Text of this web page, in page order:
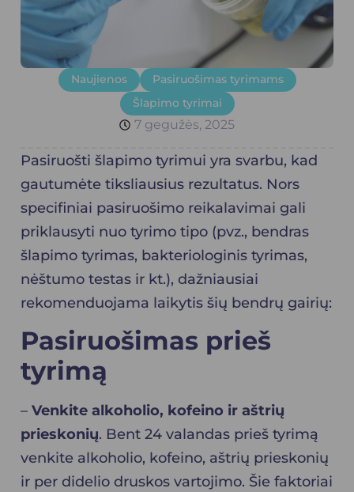
Naujienos
Pasiruošimas tyrimams
Šlapimo tyrimai
7 gegužės, 2025
Pasiruošti šlapimo tyrimui yra svarbu, kad
gautumėte tiksliausius rezultatus. Nors
specifiniai pasiruošimo reikalavimai gali
priklausyti nuo tyrimo tipo (pvz., bendras
šlapimo tyrimas, bakteriologinis tyrimas,
nėštumo testas ir kt.), dažniausiai
rekomenduojama laikytis šių bendrų gairių:
Pasiruošimas prieš
tyrimą
– Venkite alkoholio, kofeino ir aštrių
prieskonių. Bent 24 valandas prieš tyrimą
venkite alkoholio, kofeino, aštrių prieskonių
ir per didelio druskos vartojimo. Šie faktoriai